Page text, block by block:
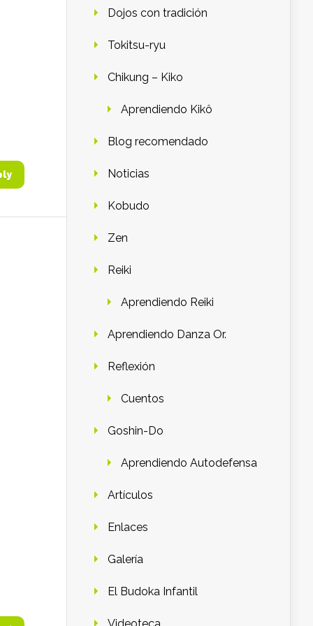
Dojos con tradición
Tokitsu-ryu
Chikung – Kiko
Aprendiendo Kikô
Blog recomendado
Noticias
Kobudo
Zen
Reiki
Aprendiendo Reiki
Aprendiendo Danza Or.
Reflexión
Cuentos
Goshin-Do
Aprendiendo Autodefensa
Artículos
Enlaces
Galería
El Budoka Infantil